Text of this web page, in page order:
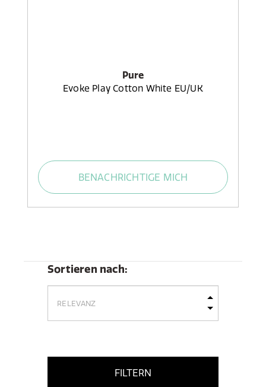
Pure
Evoke Play Cotton White EU/UK
BENACHRICHTIGE MICH
Sortieren nach:
FILTERN